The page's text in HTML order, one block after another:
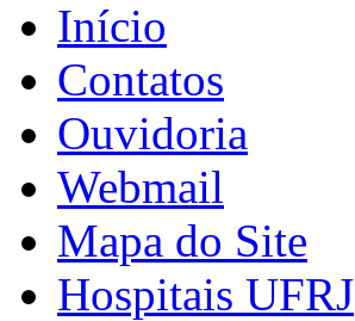
Início
Contatos
Ouvidoria
Webmail
Mapa do Site
Hospitais UFRJ